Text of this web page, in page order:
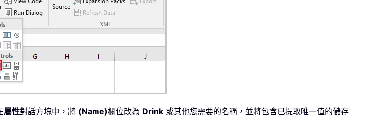
屬性對話方塊中，將 (Name)欄位改為 Drink 或其他您需要的名稱，並將包含已提取唯一值的儲存